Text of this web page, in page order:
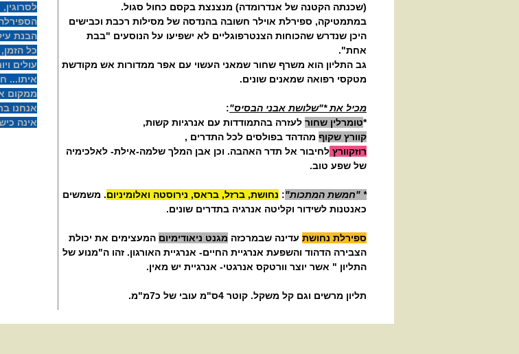
(שכנתה הקטנה של אנדרומדה) מנצנצת בקסם כחול סגול.
במתמטיקה, ספירלת אוילר חשובה בהנדסה של מסילות רכבת וכבישים
היכן שנדרש שהכוחות הצנטרפוגליים לא ישפיעו על הנוסעים "בבת
אחת".
גב התליון הוא משרף שחור שמאני העשוי עם אפר ממדורות אש מקודשת
מטקסי רפואה שמאנים שונים.
מכיל את *"שלושת אבני הבסיס":
*טומרלין שחור לעזרה בהתמודדות עם אנרגיות קשות,
קוורץ שקוף מהדהד בפולסים לכל התדרים ,
רוזקוורץ לחיבור אל תדר האהבה. וכן אבן המלך שלמה-אילת- לאלכימיה
של שפע טוב.
* "חמשת המתכות": נחושת, ברזל, בראס, נירוסטה ואלומיניום. משמשים
כאנטנות לשידור וקליטה אנרגיה בתדרים שונים.
ספירלת נחושת עדינה שבמרכזה מגנט ניאודימיום המעצימים את יכולת
הצבירה הדהוד והשפעת אנרגיית החיים- אנרגיית האורגון. זהו ה"מנוע של
התליון " אשר יוצר וורטקס אנרגטי- אנרגיית יש מאין.
תליון מרשים וגם קל משקל. קוטר 4ס"מ עובי של כ7מ"מ.
הבנת
כל
עולים
איתו...
ממקום
אנחנו
אינה